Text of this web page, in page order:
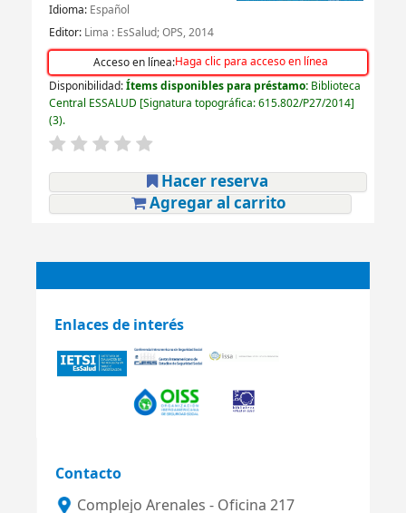
Idioma: Español
Editor: Lima : EsSalud; OPS, 2014
Acceso en línea:Haga clic para acceso en línea
Disponibilidad:Ítems disponibles para préstamo: Biblioteca
Central ESSALUD Signatura topográfica:615.802/P27/2014
(3).
Hacer reserva
Agregar al carrito
Enlaces de interés
Contacto
Complejo Arenales - Oficina 217